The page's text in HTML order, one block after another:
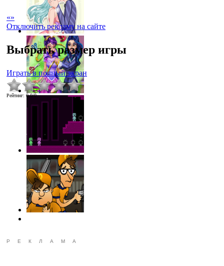
«»
Отключить рекламу на сайте
Выбрать размер игры
Играть в полный экран
Рейтинг: 0.0/0
РЕКЛАМА